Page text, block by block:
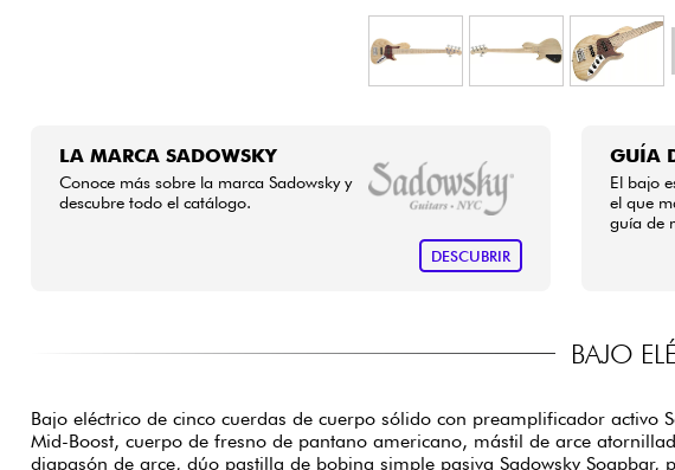
LA MARCA SADOWSKY
Conoce más sobre la marca Sadowsky y
descubre todo el catálogo.
DESCUBRIR
GUÍA
El bajo
el que
guía de
BAJO
Bajo eléctrico de cinco cuerdas de cuerpo sólido con preamplificador activo
Mid-Boost, cuerpo de fresno de pantano americano, mástil de arce
diapasón de arce, dúo pastilla de bobina simple pasiva Sadowsky Soapbar,